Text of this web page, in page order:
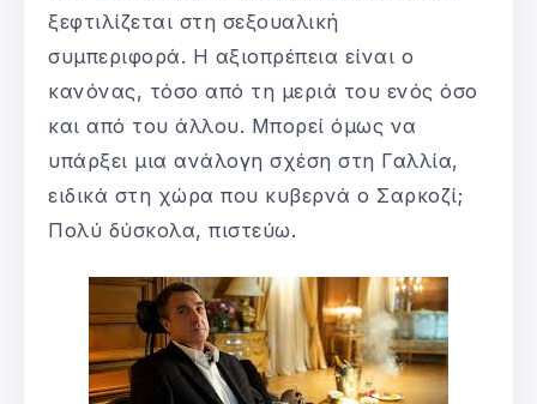
ξεφτιλίζεται στη σεξουαλική
συμπεριφορά. Η αξιοπρέπεια είναι ο
κανόνας, τόσο από τη μεριά του ενός όσο
και από του άλλου. Μπορεί όμως να
υπάρξει μια ανάλογη σχέση στη Γαλλία,
ειδικά στη χώρα που κυβερνά ο Σαρκοζί;
Πολύ δύσκολα, πιστεύω.